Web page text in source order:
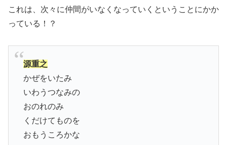
これは、次々に仲間がいなくなっていくということにかか
っている！？
源重之
かぜをいたみ
いわうつなみの
おのれのみ
くだけてものを
おもうころかな